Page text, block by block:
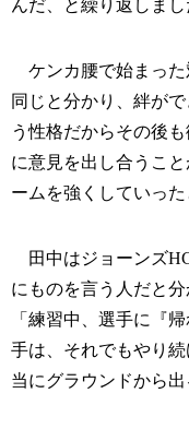
んだ、と繰り返しまし
ケンカ腰で始まった
同じと分かり、絆が
う性格だからその後
に意見を出し合うこ
ームを強くしていった
田中はジョーンズ
にものを言う人だと分
「練習中、選手に『
手は、それでもやり
当にグラウンドから出